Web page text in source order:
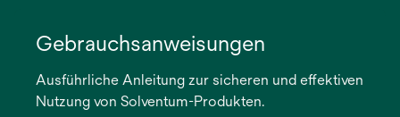
Gebrauchsanweisungen
Ausführliche Anleitung zur sicheren und effektiven
Nutzung von Solventum-Produkten.